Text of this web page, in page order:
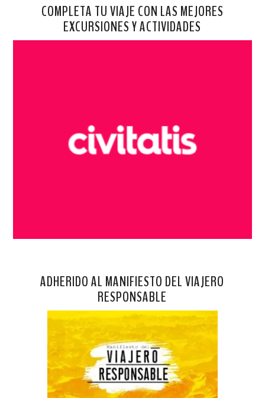
COMPLETA TU VIAJE CON LAS MEJORES
EXCURSIONES Y ACTIVIDADES
ADHERIDO AL MANIFIESTO DEL VIAJERO
RESPONSABLE